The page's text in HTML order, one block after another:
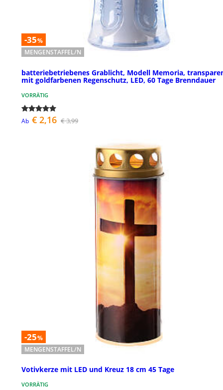
-35%
MENGENSTAFFEL/N
batteriebetriebenes Grablicht, Modell Memoria,
mit goldfarbenen Regenschutz, LED, 60 Tage Brenndauer
VORRÄTIG
Ab € 2,16 € 3,99
-25%
MENGENSTAFFEL/N
Votivkerze mit LED und Kreuz 18 cm 45 Tage
VORRÄTIG